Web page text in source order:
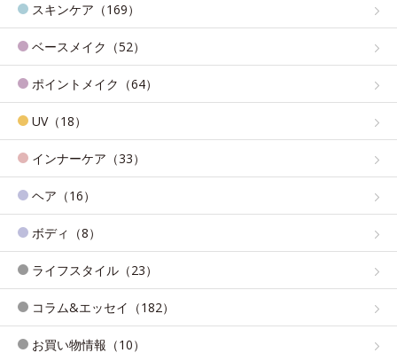
スキンケア（169）
ベースメイク（52）
ポイントメイク（64）
UV（18）
インナーケア（33）
ヘア（16）
ボディ（8）
ライフスタイル（23）
コラム&エッセイ（182）
お買い物情報（10）